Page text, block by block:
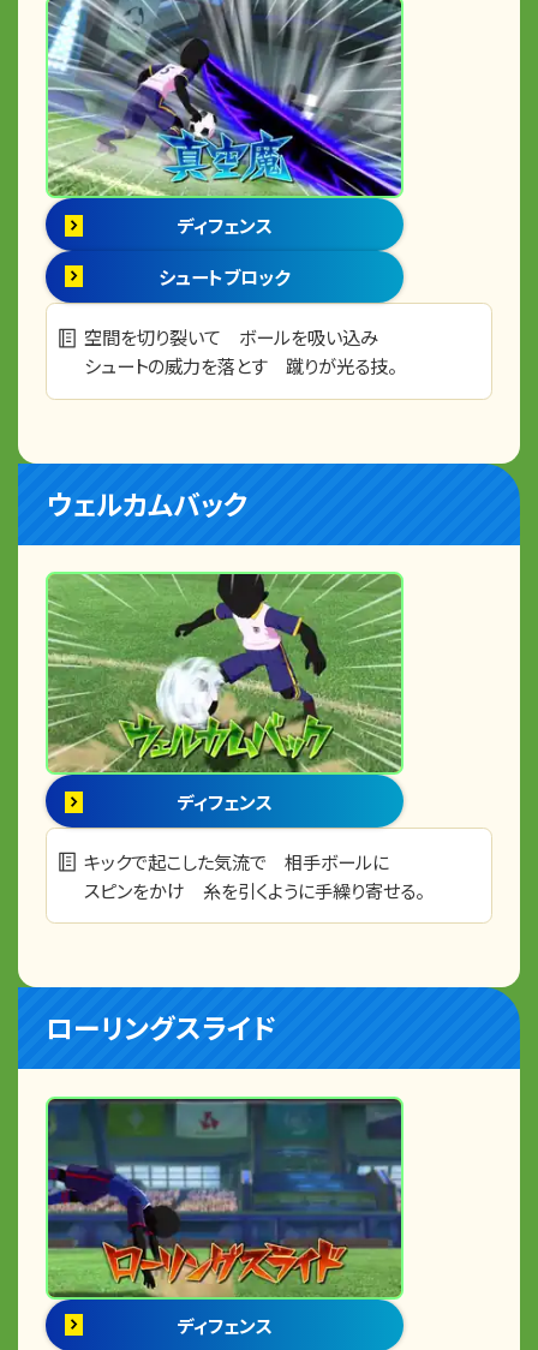
ディフェンス
シュートブロック
空間を切り裂いて ボールを吸い込み
シュートの威力を落とす 蹴りが光る技。
ウェルカムバック
ディフェンス
キックで起こした気流で 相手ボールに
スピンをかけ 糸を引くように手繰り寄せる。
ローリングスライド
ディフェンス